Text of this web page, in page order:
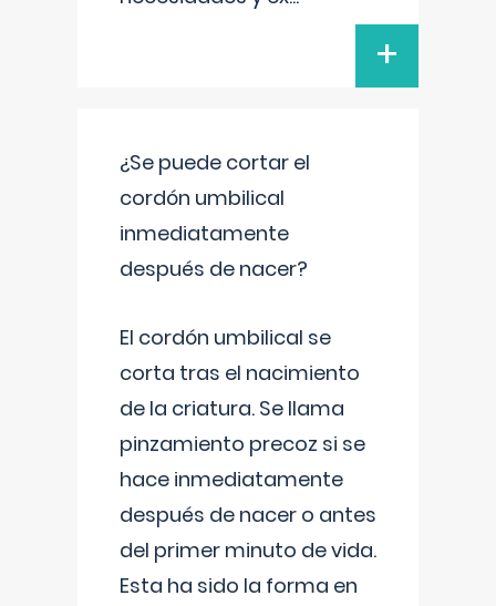
+
¿Se puede cortar el
cordón umbilical
inmediatamente
después de nacer?
El cordón umbilical se
corta tras el nacimiento
de la criatura. Se llama
pinzamiento precoz si se
hace inmediatamente
después de nacer o antes
del primer minuto de vida.
Esta ha sido la forma en